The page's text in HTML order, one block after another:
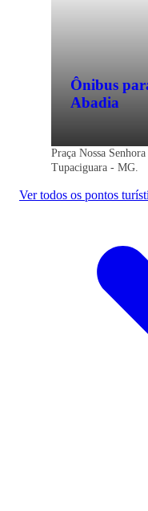
Ônibus
Abadia
Praça Nossa
Tupaciguara - MG.
Ver todos os pontos